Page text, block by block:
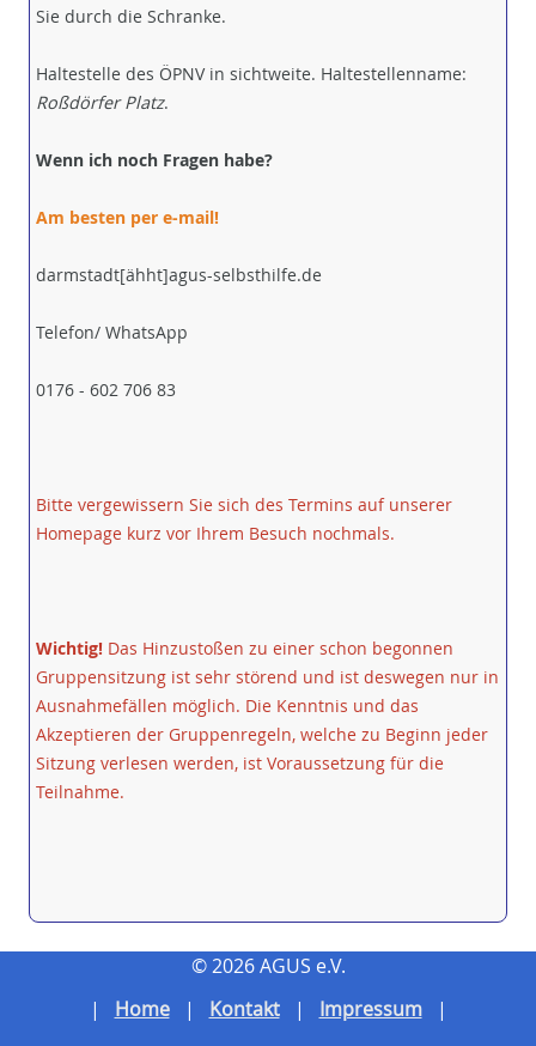
Sie durch die Schranke.
Haltestelle des ÖPNV in sichtweite. Haltestellenname:
Roßdörfer Platz.
Wenn ich noch Fragen habe?
Am besten per e-mail!
darmstadt[ähht]agus-selbsthilfe.de
Telefon/ WhatsApp
0176 - 602 706 83
Bitte vergewissern Sie sich des Termins auf unserer
Homepage kurz vor Ihrem Besuch nochmals.
Wichtig! Das Hinzustoßen zu einer schon begonnen
Gruppensitzung ist sehr störend und ist deswegen nur in
Ausnahmefällen möglich. Die Kenntnis und das
Akzeptieren der Gruppenregeln, welche zu Beginn jeder
Sitzung verlesen werden, ist Voraussetzung für die
Teilnahme.
© 2026 AGUS e.V.
Home
Kontakt Impressum